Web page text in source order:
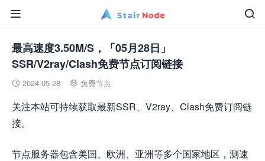


最高速度3.50M/S，「05月28日」
SSR/V2ray/Clash免费节点订阅链接
 2024-05-28  免费节点
关注本站可持续获取最新SSR、V2ray、Clash免费订阅链
接。
节点服务器包含美国、欧洲、亚洲等多个国家地区，测速